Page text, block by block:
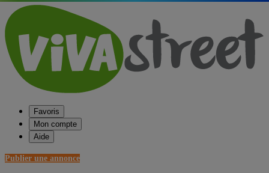
Favoris
Mon compte
Aide
Publier une annonce